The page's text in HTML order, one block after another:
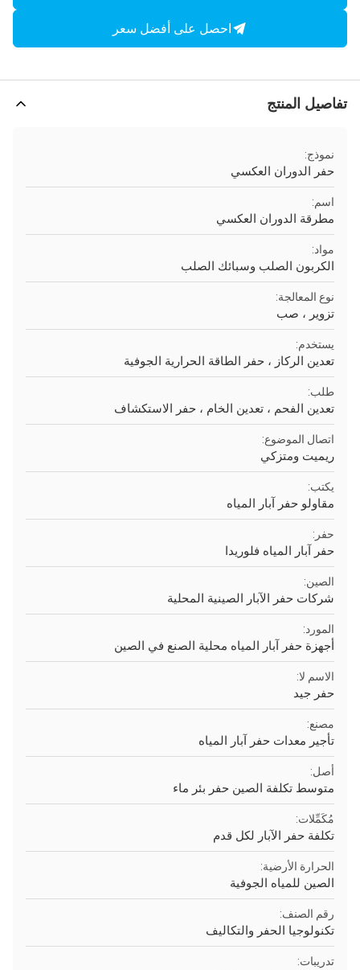
احصل على أفضل سعر
تفاصيل المنتج
نموذج:
حفر الدوران العكسي
اسم:
مطرقة الدوران العكسي
مواد:
الكربون الصلب وسبائك الصلب
نوع المعالجة:
تزوير ، صب
يستخدم:
تعدين الركاز ، حفر الطاقة الحرارية الجوفية
طلب:
تعدين الفحم ، تعدين الخام ، حفر الاستكشاف
اتصال الموضوع:
ريميت ومتزكي
يكتب:
مقاولو حفر آبار المياه
حفر:
حفر آبار المياه فلوريدا
الصين:
شركات حفر الآبار الصينية المحلية
المورد:
أجهزة حفر آبار المياه محلية الصنع في الصين
الاسم لا:
حفر جيد
مصنع:
تأجير معدات حفر آبار المياه
أصل:
متوسط ​​تكلفة الصين حفر بئر ماء
مُكَمِّلات:
تكلفة حفر الآبار لكل قدم
الحرارة الأرضية:
الصين للمياه الجوفية
رقم الصنف:
تكنولوجيا الحفر والتكاليف
تدريبات: